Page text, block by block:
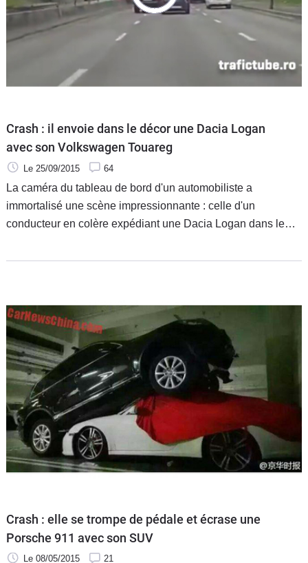
Crash : il envoie dans le décor une Dacia Logan
avec son Volkswagen Touareg
Le 25/09/2015 64
La caméra du tableau de bord d'un automobiliste a
immortalisé une scène impressionnante : celle d'un
conducteur en colère expédiant une Dacia Logan dans le
Crash : elle se trompe de pédale et écrase une
Porsche 911 avec son SUV
Le 08/05/2015 21